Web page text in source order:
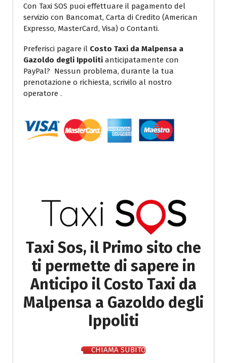
Con Taxi SOS puoi effettuare il pagamento del
servizio con Bancomat, Carta di Credito (American
Expresso, MasterCard, Visa) o Contanti.
Preferisci pagare il Costo Taxi da Malpensa a
Gazoldo degli Ippoliti anticipatamente con
PayPal? Nessun problema, durante la tua
prenotazione o richiesta, scrivilo al nostro
operatore .
Taxi Sos, il Primo sito che
ti permette di sapere in
Anticipo il Costo Taxi da
Malpensa a Gazoldo degli
Ippoliti
CHIAMA SUBITO